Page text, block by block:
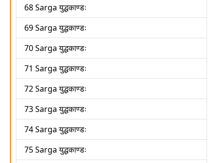
68 Sarga युद्धकाण्डः
69 Sarga युद्धकाण्डः
70 Sarga युद्धकाण्डः
71 Sarga युद्धकाण्डः
72 Sarga युद्धकाण्डः
73 Sarga युद्धकाण्डः
74 Sarga युद्धकाण्डः
75 Sarga युद्धकाण्डः